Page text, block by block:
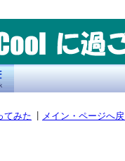
てみた メイン・ページへ